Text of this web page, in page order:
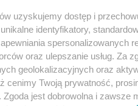
uzyskujemy dostęp i
identyfikatory,
spersonalizowanych
oraz ulepszanie usług. Za
geolokalizacyjnych oraz
cenimy Twoją prywatność,
jest dobrowolna i zawsze